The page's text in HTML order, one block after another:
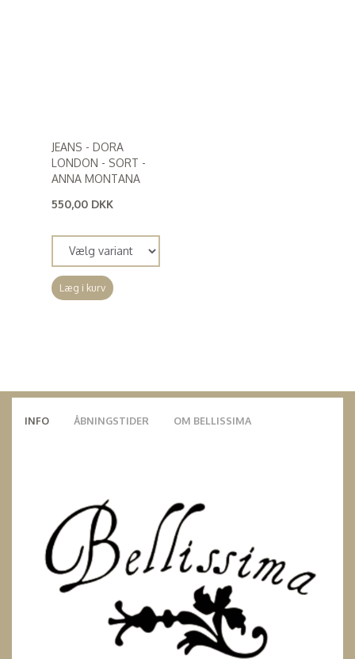
JEANS - DORA
LONDON - SORT -
ANNA MONTANA
550,00 DKK
Læg i kurv
INFO ÅBNINGSTIDER OM BELLISSIMA